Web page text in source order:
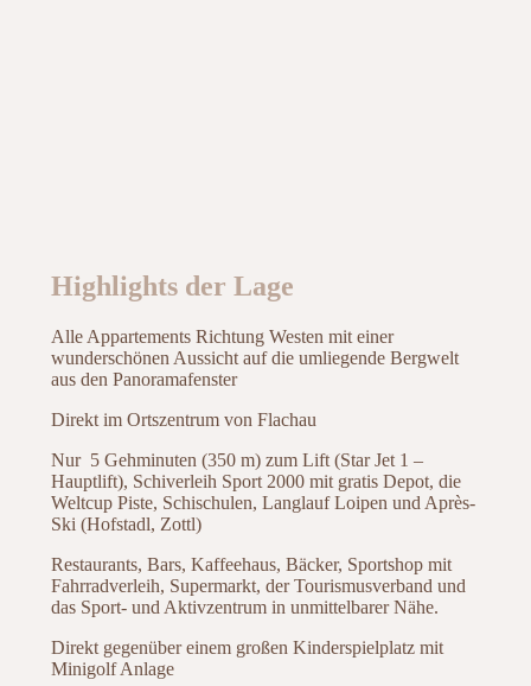
Highlights der Lage
Alle Appartements Richtung Westen mit einer
wunderschönen Aussicht auf die umliegende Bergwelt
aus den Panoramafenster
Direkt im Ortszentrum von Flachau
Nur 5 Gehminuten (350 m) zum Lift (Star Jet 1 –
Hauptlift), Schiverleih Sport 2000 mit gratis Depot, die
Weltcup Piste, Schischulen, Langlauf Loipen und Après-
Ski (Hofstadl, Zottl)
Restaurants, Bars, Kaffeehaus, Bäcker, Sportshop mit
Fahrradverleih, Supermarkt, der Tourismusverband und
das Sport- und Aktivzentrum in unmittelbarer Nähe.
Direkt gegenüber einem großen Kinderspielplatz mit
Minigolf Anlage